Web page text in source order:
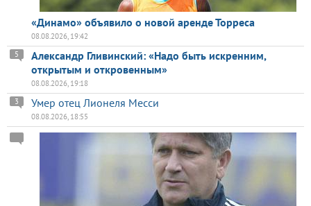
«Динамо» объявило о новой аренде Торреса
08.08.2026, 19:42
Александр Гливинский: «Надо быть искренним,
открытым и откровенным»
5
08.08.2026, 19:18
Умер отец Лионеля Месси
3
08.08.2026, 18:55